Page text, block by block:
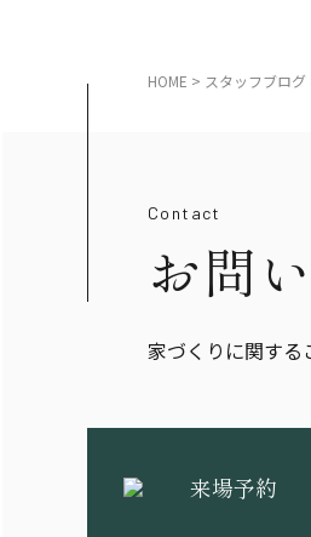
HOME > スタッフブログ
Contact
お問
家づくりに関する
来場予約